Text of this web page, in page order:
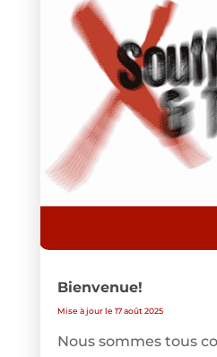
Bienvenue!
Mise à jour le 17 août 2025
Nous sommes tous